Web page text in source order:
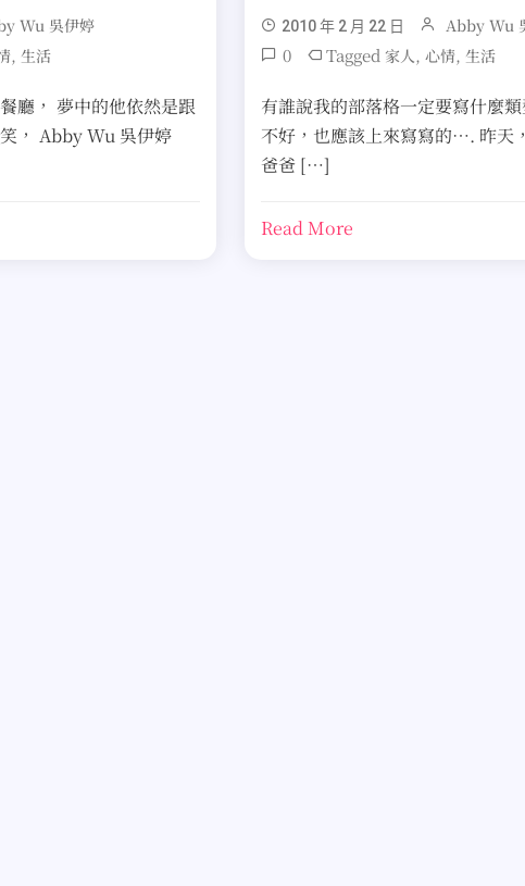
Wu 吳伊婷
, 生活
廳， 夢中的他依然是跟
， Abby Wu 吳伊婷
2010 年 2 月 22 日 Abby Wu
0 Tagged 家人,心情, 生活
有誰說我的部落格一定要寫什麼
不好，也應該上來寫寫的…. 昨天
爸爸 […]
Read More